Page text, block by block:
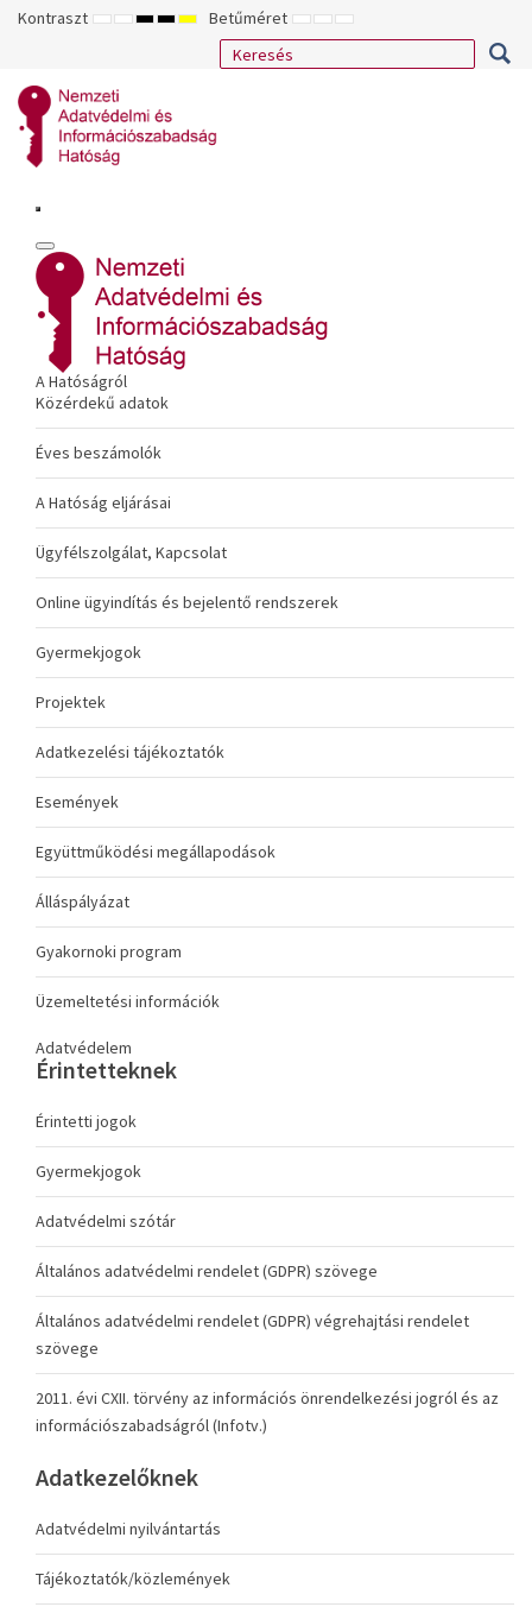
Kontraszt ALAPÉRTELMEZETT
ÉJSZAKAI
NAGY
KONTRASZTÚ
NAGY
KONTRASZTÚ
NAGY
KONTRASZTÚ
SÁRGA
FEKETE
Betűméret KISEBB
BETŰTÍPUS
ALAPÉRTELMEZETT
BETŰMÉRET
NAGYOBB
BETŰMÉRET
A Hatóságról
Közérdekű adatok
Éves beszámolók
A Hatóság eljárásai
Ügyfélszolgálat, Kapcsolat
Online ügyindítás és bejelentő rendszerek
Gyermekjogok
Projektek
Adatkezelési tájékoztatók
Események
Együttműködési megállapodások
Álláspályázat
Gyakornoki program
Üzemeltetési információk
Adatvédelem
Érintetteknek
Érintetti jogok
Gyermekjogok
Adatvédelmi szótár
Általános adatvédelmi rendelet (GDPR) szövege
Általános adatvédelmi rendelet (GDPR) végrehajtási rendelet
szövege
2011. évi CXII. törvény az információs önrendelkezési jogról és az
információszabadságról (Infotv.)
Adatkezelőknek
Adatvédelmi nyilvántartás
Tájékoztatók/közlemények